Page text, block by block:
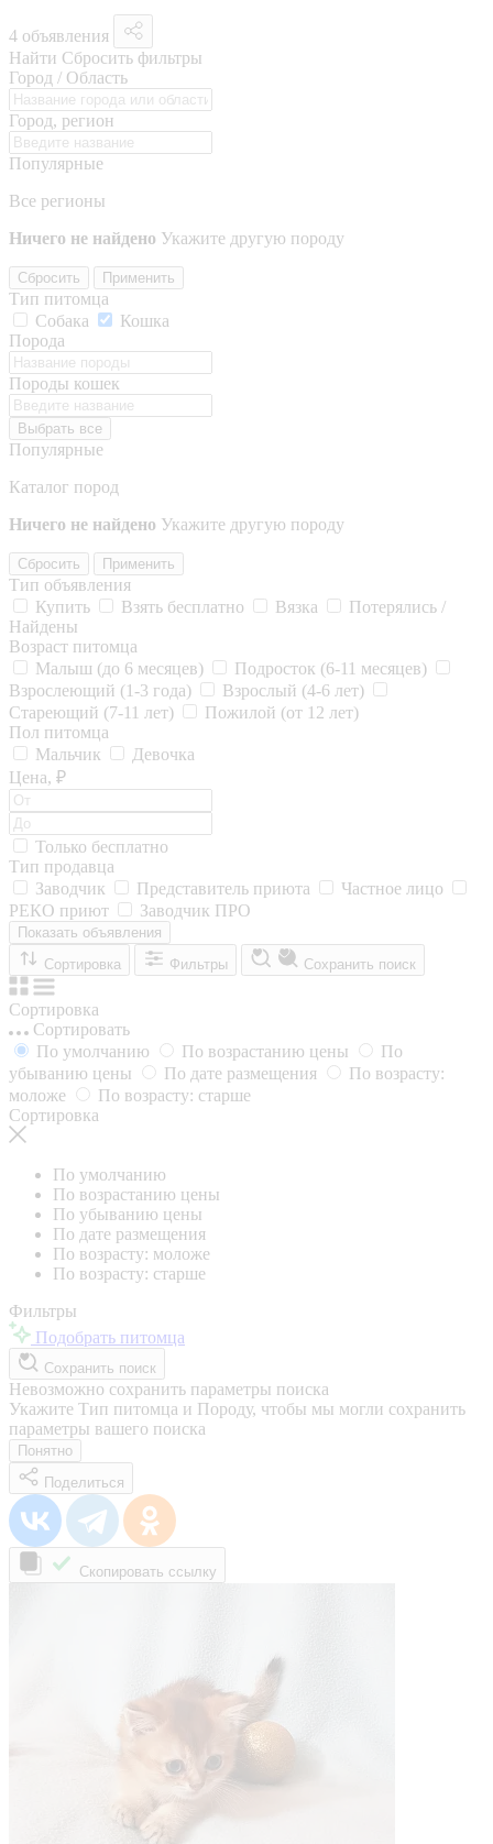
4 объявления
Найти Сбросить фильтры
Город / Область
Город, регион
Популярные
Все регионы
Ничего не найдено Укажите другую породу
Сбросить Применить
Тип питомца
Собака
Кошка
Порода
Породы кошек
Выбрать все
Популярные
Каталог пород
Ничего не найдено Укажите другую породу
Сбросить Применить
Тип объявления
Купить
Взять бесплатно Вязка
Потерялись /
Найдены
Возраст питомца
Малыш (до 6 месяцев)
Подросток (6-11 месяцев)
Взрослеющий (1-3 года)
Взрослый (4-6 лет)
Стареющий (7-11 лет)
Пожилой (от 12 лет)
Пол питомца
Мальчик
Девочка
Цена, ₽
Только бесплатно
Тип продавца
Заводчик
Представитель приюта
Частное лицо
РЕКО приют
Заводчик ПРО
Показать объявления
Сортировка
Фильтры Сохранить поиск
Сортировка
Сортировать
По умолчанию
По возрастанию цены
По
убыванию цены
По дате размещения
По возрасту:
моложе
По возрасту: старше
Сортировка
По умолчанию
По возрастанию цены
По убыванию цены
По дате размещения
По возрасту: моложе
По возрасту: старше
Фильтры
Подобрать питомца
Сохранить поиск
Невозможно сохранить параметры поиска
Укажите Тип питомца и Породу, чтобы мы могли сохранить
параметры вашего поиска
Понятно
Поделиться
Скопировать ссылку